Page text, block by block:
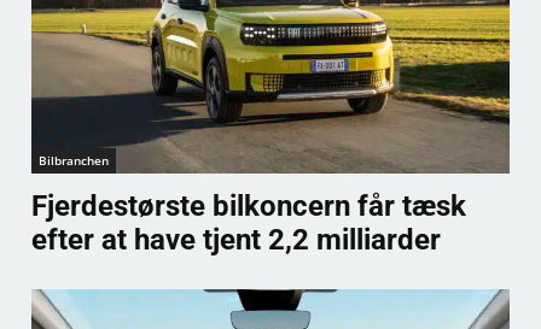
Bilbranchen
Fjerdestørste bilkoncern får tæsk
efter at have tjent 2,2 milliarder